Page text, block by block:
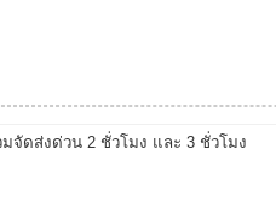
จัดส่งด่วน 2 ชั่วโมง และ 3 ชั่วโมง